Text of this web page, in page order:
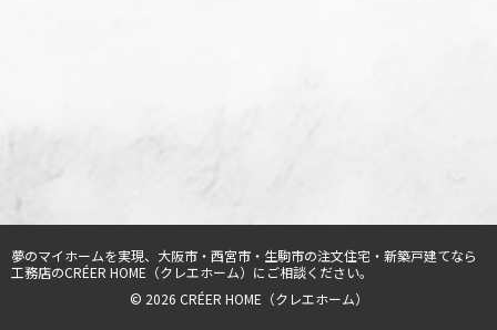
© 2026 CRÉER HOME（クレエホーム）
夢のマイホームを実現、 大阪市・西宮市・生駒市の注文住宅・新築戸建てなら
工務店のCRÉER HOME（クレエホーム） にご相談ください。